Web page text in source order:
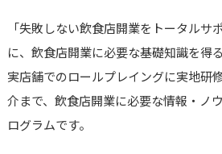
「失敗しない飲食店開業をトータルサ
に、飲食店開業に必要な基礎知識を得
実店舗でのロールプレイングに実地研
介まで、飲食店開業に必要な情報・ノ
ログラムです。